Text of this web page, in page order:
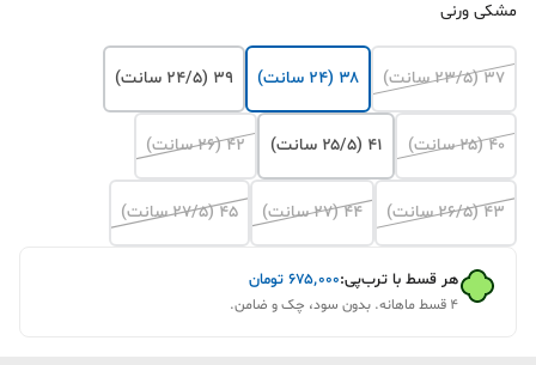
مشکی ورنی
۳۷ (۲۳/۵ سانت) ۳۸ (۲۴ سانت) ۳۹ (۲۴/۵ سانت)
۴۰ (۲۵ سانت) ۴۱ (۲۵/۵ سانت) ۴۲ (۲۶ سانت)
۴۳ (۲۶/۵ سانت) ۴۴ (۲۷ سانت) ۴۵‌ (۲۷/۵ سانت)
هر قسط با ترب‌پی:۶۷۵٬۰۰۰ تومان
۴ قسط ماهانه. بدون سود، چک و ضامن.